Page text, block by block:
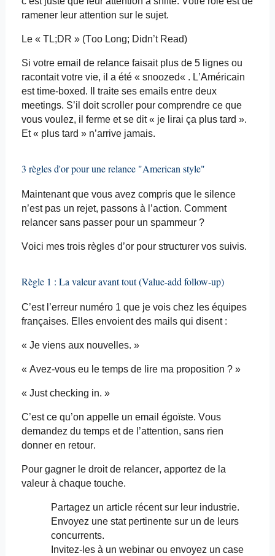
ramener leur attention sur le sujet.
Le « TL;DR » (Too Long; Didn’tRead)
Si votre email de relance faisait plus de 5 lignes ou
racontait votre vie, il a été « snoozed« . L’Américain
est time-boxed. Il traite ses emailsentre deux
meetings. S’il doit scroller pour comprendre ce que
vous voulez, il ferme et se dit « je lirai ça plus tard ».
Et « plus tard » n’arrive jamais.
3 règles d'or pour une relance "American style"
Maintenant que vous avez compris que le silence
n’est pas un rejet, passons à l’action. Comment
relancer sans passer pour un spammeur ?
Voici mes trois règles d’or pour structurer vos suivis.
Règle 1 : La valeur avant tout (Value-addfollow-up)
C’est l’erreur numéro 1 que je vois chez les équipes
françaises. Elles envoient des mails qui disent :
« Je viens aux nouvelles. »
« Avez-vous eu le temps de lire ma proposition ? »
« Just checking in. »
C’est ce qu’on appelle un email égoïste. Vous
demandez du temps et de l’attention, sans rien
donner en retour.
Pour gagner le droit de relancer, apportez de la
valeur à chaque touche.
Partagez un article récent sur leur industrie.
Envoyez une stat pertinente sur un de leurs
concurrents.
Invitez-les à un webinar ou envoyez un case